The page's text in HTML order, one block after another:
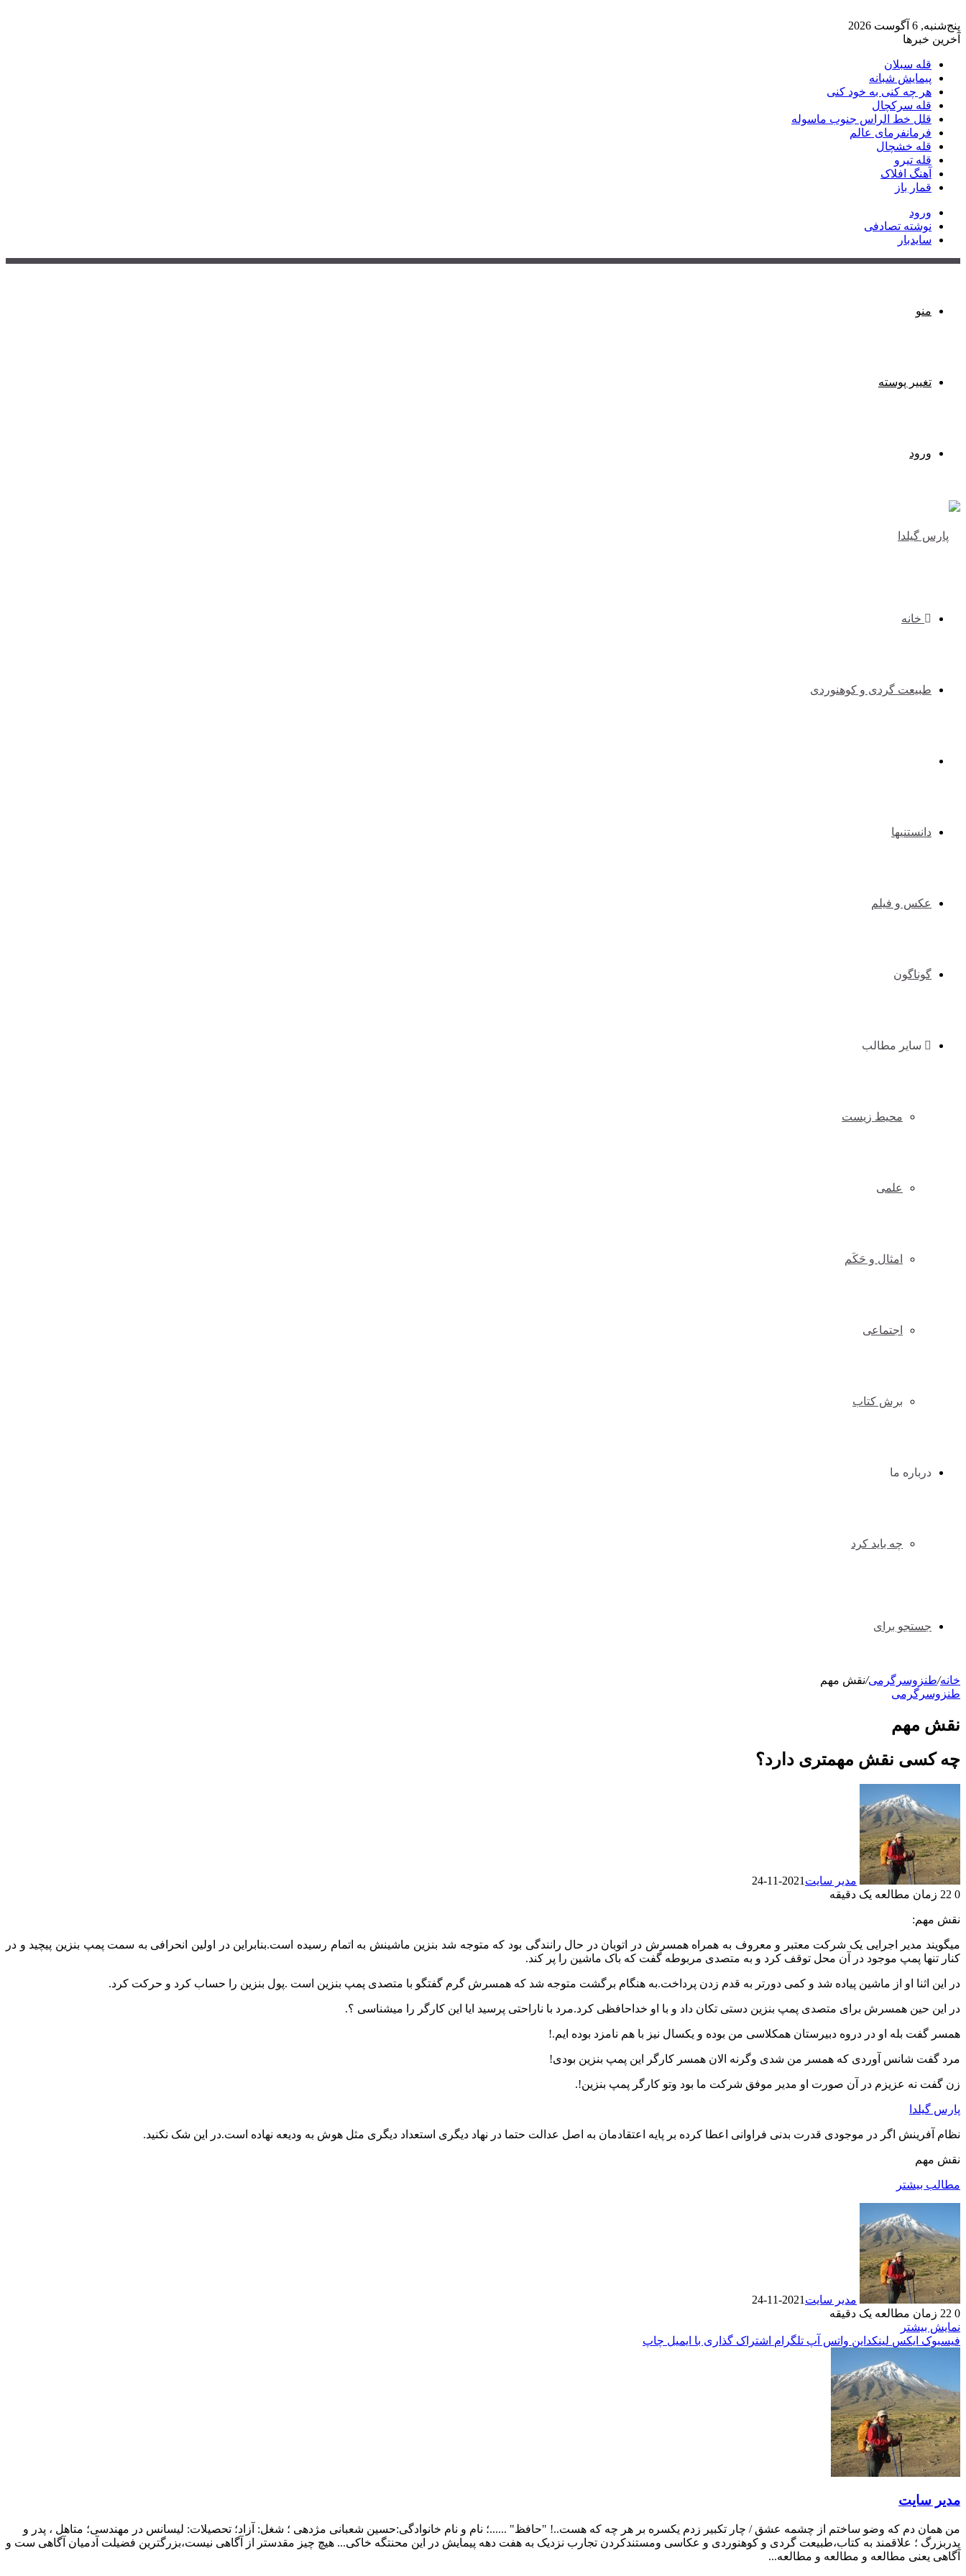
پنج‌شنبه, 6 آگوست 2026
آخرین خبرها
قله سبلان
پیمایش شبانه
هر چه کنی به خود کنی
قله سرکچال
قلل خط الراس جنوب ماسوله
فرمانفرمای عالم
قله خشچال
قله تیرو
آهنگ افلاک
قمار باز
ورود
نوشته تصادفی
سایدبار
منو
تغییر پوسته
ورود
خانه
طبیعت گردی و کوهنوردی
دانستنیها
عکس و فیلم
گوناگون
سایر مطالب
محیط زیست
علمی
امثال و حَکَم
اجتماعی
برش کتاب
درباره ما
چه باید کرد
جستجو برای
خانه/طنزوسرگرمی/نقش مهم
طنزوسرگرمی
نقش مهم
چه کسی نقش مهمتری دارد؟
مدیر سایت 2021-11-24
0
زمان مطالعه یک دقیقه
نقش مهم:
میگویند مدیر اجرایی یک شرکت معتبر و معروف به همراه همسرش در اتوبان در حال رانندگی بود که متوجه شد بنزین ماشینش به اتمام رسیده است.بنابراین در اولین انحرافی به سمت پمپ بنزین پیچید و در
کنار تنها پمپ موجود در آن محل توقف کرد و به متصدی مربوطه گفت که باک ماشین را پر کند.
در این اثنا او از ماشین پیاده شد و کمی دورتر به قدم زدن پرداخت.به هنگام برگشت متوجه شد که همسرش گرم گفتگو با متصدی پمپ بنزین است .پول بنزین را حساب کرد و حرکت کرد.
در این حین همسرش برای متصدی پمپ بنزین دستی تکان داد و با او خداحافظی کرد.مرد با ناراحتی پرسید ایا این کارگر را میشناسی ؟.
همسر گفت بله او در دروه دبیرستان همکلاسی من بوده و یکسال نیز با هم نامزد بوده ایم.!
مرد گفت شانس آوردی که همسر من شدی وگرنه الان همسر کارگر این پمپ بنزین بودی!
زن گفت نه عزیزم در آن صورت او مدیر موفق شرکت ما بود وتو کارگر پمپ بنزین!.
پارس گیلدا
نظام آفرینش اگر در موجودی قدرت بدنی فراوانی اعطا کرده بر پایه اعتقادمان به اصل عدالت حتما در نهاد دیگری استعداد دیگری مثل هوش به ودیعه نهاده است.در این شک نکنید.
نقش مهم
مطالب بیشتر
مدیر سایت 2021-11-24
0
زمان مطالعه یک دقیقه
نمایش بیشتر
فیسبوک ایکس لینکداین واتس آپ تلگرام اشتراک گذاری با ایمیل چاپ
مدیر سایت
من همان دم که وضو ساختم از چشمه عشق / چار تکبیر زدم یکسره بر هر چه که هست..! "حافظ" ......؛ نام و نام خانوادگی:حسین شعبانی مژدهی ؛ شغل: آزاد؛ تحصیلات: لیسانس در مهندسی؛ متاهل ، پدر و
پدربزرگ ؛ علاقمند به کتاب،طبیعت گردی و کوهنوردی و عکاسی ومستندکردن تجارب نزدیک به هفت دهه پیمایش در این محنتگه خاکی... هیچ چیز مقدستر از آگاهی نیست،بزرگترین فضیلت آدمیان آگاهی ست و
آگاهی یعنی مطالعه و مطالعه و مطالعه...